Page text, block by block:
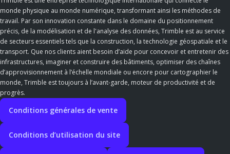
monde physique au monde numérique, transformant ainsi les méthodes de
travail. Par son innovation constante dans le domaine du positionnement
précis, de la modélisation et de l'analyse des données, Trimble est au service
de secteurs essentiels tels que la construction, la technologie géospatiale et le
transport. Que nos clients aient besoin d’aide pour concevoir et entretenir des
infrastructures, imaginer et construire des bâtiments, optimiser des chaînes
d’approvisionnement à l’échelle mondiale ou encore pour cartographier le
monde, Trimble est toujours à l’avant-garde, moteur de productivité et de
progrès.
Conditions générales de vente
Conditions d’utilisation du site